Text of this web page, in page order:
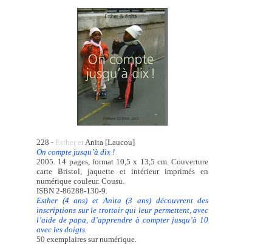
228 - Esther et Anita [Laucou]
On compte jusqu’à dix !
2005. 14 pages, format 10,5 x 13,5 cm. Couverture
carte Bristol, jaquette et intérieur imprimés en
numérique couleur. Cousu.
ISBN 2-86288-130-9.
Esther (4 ans) et Anita (3 ans) découvrent des
inscriptions sur le trottoir qui leur permettent, avec
l’aide de papa, d’apprendre à compter jusqu’à 10
avec les doigts.
50 exemplaires sur numérique.